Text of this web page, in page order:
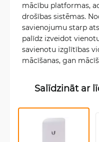
mācību platformas,
drošības sistēmas.
savienojumu starp
palīdz izveidot
savienotu izglītības
mācīšanas, gan
Salīdzināt ar